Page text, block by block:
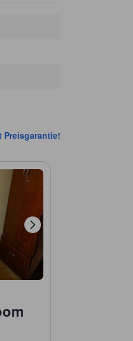
Preisgarantie!